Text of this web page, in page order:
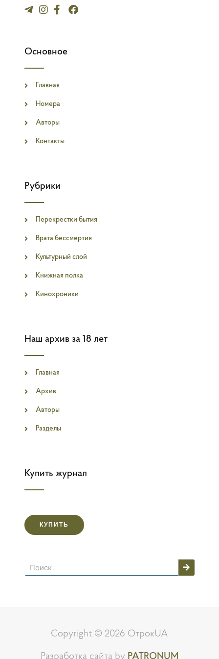
Основное
Главная
Номера
Авторы
Контакты
Рубрики
Перекрестки бытия
Врата бессмертия
Культурный слой
Книжная полка
Кинохроники
Наш архив за 18 лет
Главная
Архив
Авторы
Разделы
Купить журнал
КУПИТЬ
Copyright © 2026 ОтрокUA
Разработка сайта by PATRONUM